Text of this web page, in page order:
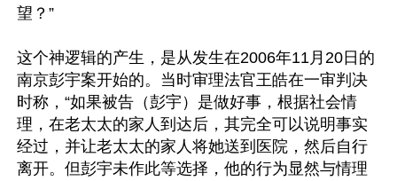
望？”
这个神逻辑的产生，是从发生在2006年11月20日的
南京彭宇案开始的。当时审理法官王皓在一审判决
时称，“如果被告（彭宇）是做好事，根据社会情
理，在老太太的家人到达后，其完全可以说明事实
经过，并让老太太的家人将她送到医院，然后自行
离开。但彭宇未作此等选择，他的行为显然与情理